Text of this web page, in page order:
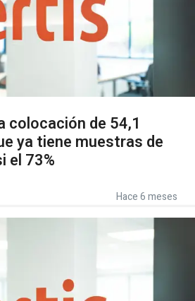
colocación de 54,1
ya tiene muestras de
el 73%
Hace 6 meses